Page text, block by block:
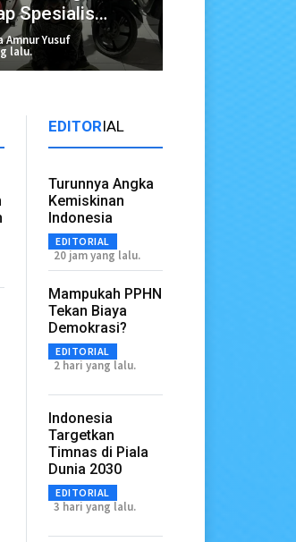
Spesialis
Amnur Yusuf
lalu.
EDITORIAL
Turunnya Angka
Kemiskinan
Indonesia
EDITORIAL
20 jam yang lalu.
Mampukah PPHN
Tekan Biaya
Demokrasi?
EDITORIAL
2 hari yang lalu.
Indonesia
Targetkan
Timnas di Piala
Dunia 2030
EDITORIAL
3 hari yang lalu.